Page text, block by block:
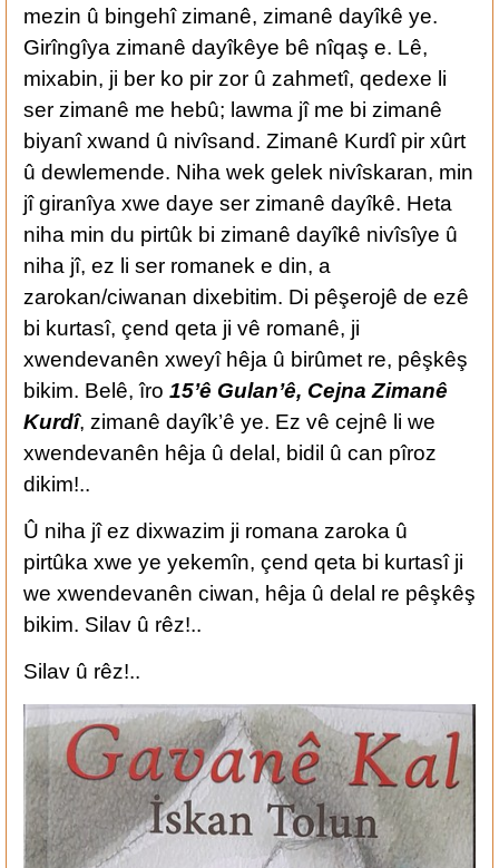
mezin û bingehî zimanê, zimanê dayîkê ye.
Girîngîya zimanê dayîkêye bê nîqaş e. Lê,
mixabin, ji ber ko pir zor û zahmetî, qedexe li
ser zimanê me hebû; lawma jî me bi zimanê
biyanî xwand û nivîsand. Zimanê Kurdî pir xûrt
û dewlemende. Niha wek gelek nivîskaran, min
jî giranîya xwe daye ser zimanê dayîkê. Heta
niha min du pirtûk bi zimanê dayîkê nivîsîye û
niha jî, ez li ser romanek e din, a
zarokan/ciwanan dixebitim. Di pêşerojê de ezê
bi kurtasî, çend qeta ji vê romanê, ji
xwendevanên xweyî hêja û birûmet re, pêşkêş
bikim. Belê, îro 15’ê Gulan’ê, Cejna Zimanê
Kurdî, zimanê dayîk’ê ye. Ez vê cejnê li we
xwendevanên hêja û delal, bidil û can pîroz
dikim!..
Û niha jî ez dixwazim ji romana zaroka û
pirtûka xwe ye yekemîn, çend qeta bi kurtasî ji
we xwendevanên ciwan, hêja û delal re pêşkêş
bikim. Silav û rêz!..
Silav û rêz!..